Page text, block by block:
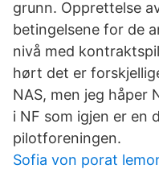
grunn. Opprettelse
betingelsene for de
nivå med
hørt det er
NAS, men jeg håper
i NF som igjen er en
pilotforeningen.
Sofia von porat